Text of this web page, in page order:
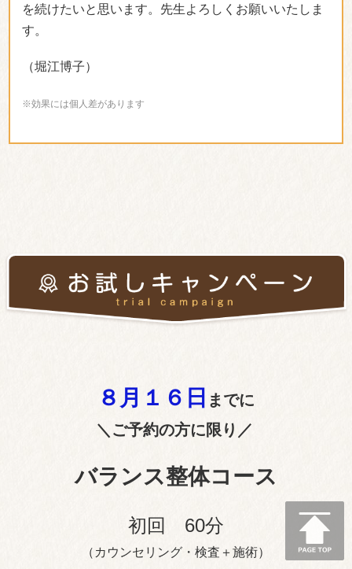
を続けたいと思います。先生よろしくお願いいたしま
す。
（堀江博子）
※効果には個人差があります
８月１６ 日 までに
＼ご予約の方に限り／
バランス整体コース
初回 60分
（カウンセリング・検査＋施術）